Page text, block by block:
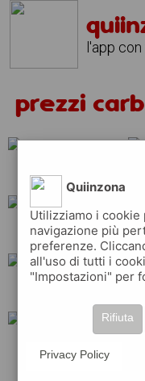
l'app
prezzi
repsol
esso
Quiinzona
Utilizziamo i
navigazione più
preferenze.
all'uso di tutti i
"Impostazioni" per
Rifiuta
Privacy Policy